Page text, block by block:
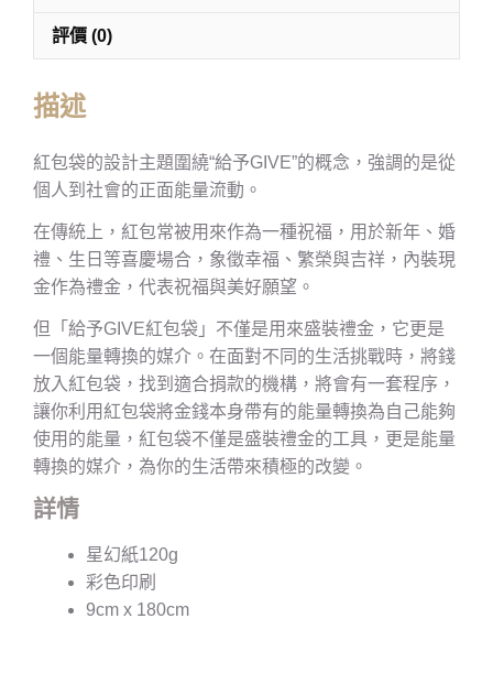
評價 (0)
描述
紅包袋的設計主題圍繞“給予GIVE”的概念，強調的是從
個人到社會的正面能量流動。
在傳統上，紅包常被用來作為一種祝福，用於新年、婚
禮、生日等喜慶場合，象徵幸福、繁榮與吉祥，內裝現
金作為禮金，代表祝福與美好願望。
但「給予GIVE紅包袋」不僅是用來盛裝禮金，它更是
一個能量轉換的媒介。在面對不同的生活挑戰時，將錢
放入紅包袋，找到適合捐款的機構，將會有一套程序，
讓你利用紅包袋將金錢本身帶有的能量轉換為自己能夠
使用的能量，紅包袋不僅是盛裝禮金的工具，更是能量
轉換的媒介，為你的生活帶來積極的改變。
詳情
星幻紙120g
彩色印刷
9cm x 180cm